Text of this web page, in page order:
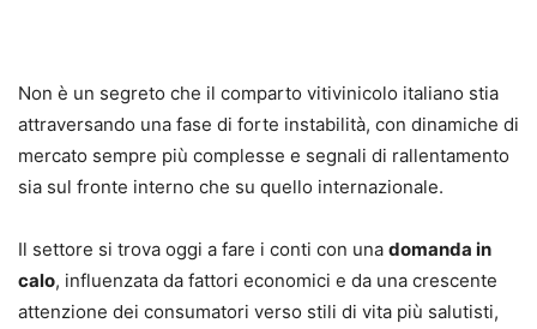
Non è un segreto che il comparto vitivinicolo italiano stia
attraversando una fase di forte instabilità, con dinamiche di
mercato sempre più complesse e segnali di rallentamento
sia sul fronte interno che su quello internazionale.
Il settore si trova oggi a fare i conti con una domanda in
calo, influenzata da fattori economici e da una crescente
attenzione dei consumatori verso stili di vita più salutisti,